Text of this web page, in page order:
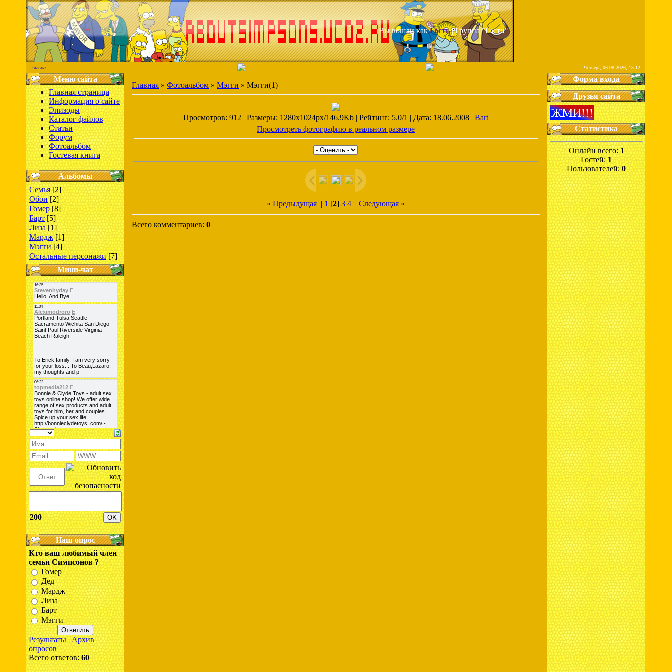
Вы вошли какГость| Группа "Гости"
Главная Четверг, 06.08.2026, 15:12
Меню сайта
Главная страница
Информация о сайте
Эпизоды
Каталог файлов
Статьи
Форум
Фотоальбом
Гостевая книга
Альбомы
Семья [2]
Обои [2]
Гомер [8]
Барт [5]
Лиза [1]
Мардж [1]
Мэгги [4]
Остальные персонажи [7]
Мини-чат
200
Наш опрос
Кто ваш любимый член
семьи Симпсонов ?
Гомер
Дед
Мардж
Лиза
Барт
Мэгги
Результаты|Архив
опросов
Всего ответов:60
Главная » Фотоальбом » Мэгги » Мэгги(1)
Просмотров: 912 | Размеры: 1280x1024px/146.9Kb | Рейтинг: 5.0/1 | Дата: 18.06.2008 | Bart
Просмотреть фотографию в реальном размере
« Предыдущая | 1 [2] 3 4 | Следующая »
Всего комментариев: 0
Форма входа
Друзья сайта
Статистика
Онлайн всего:1
Гостей:1
Пользователей:0